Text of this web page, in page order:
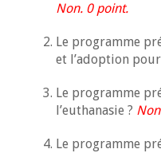
Non. 0 point.
Le programme
et l’adoption
Le programme
l’euthanasie ?
Le programme